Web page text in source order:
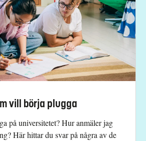
vill börja plugga
på universitetet? Hur anmäler jag
Här hittar du svar på några av de